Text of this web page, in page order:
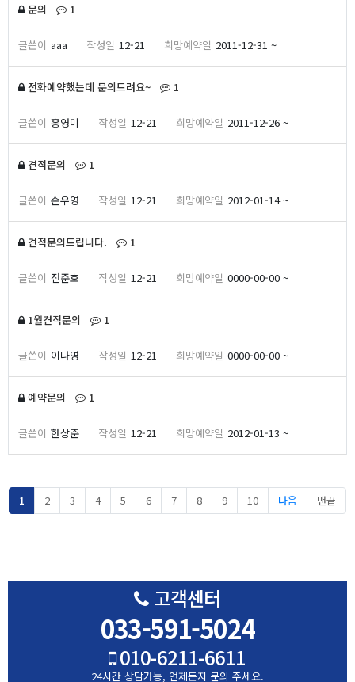
문의 댓글 1
aaa 12-21 2011-12-31 ~
전화예약했는데 문의드려요~ 댓글 1
홍영미 12-21 2011-12-26 ~
견적문의 댓글 1
손우영 12-21 2012-01-14 ~
견적문의드립니다. 댓글 1
전준호 12-21 0000-00-00 ~
1월견적문의 댓글 1
이나영 12-21 0000-00-00 ~
예약문의 댓글 1
한상준 12-21 2012-01-13 ~
1 페이지
2페이지
3 페이지
4페이지
5 페이지
6페이지
7페이지
8페이지
9페이지
10페이지다음 맨끝
고객센터
033-591-5024
010-6211-6611
24시간 상담가능, 언제든지 문의 주세요.